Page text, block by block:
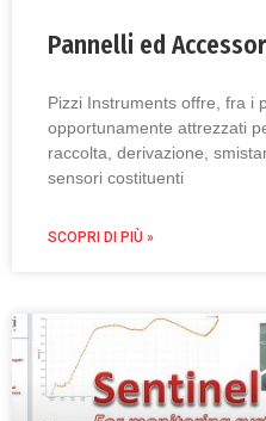
Pannelli ed
Pizzi Instruments offre, fra i
opportunamente attrezzati
raccolta, derivazione,
sensori costituenti
SCOPRI DI PIÙ »